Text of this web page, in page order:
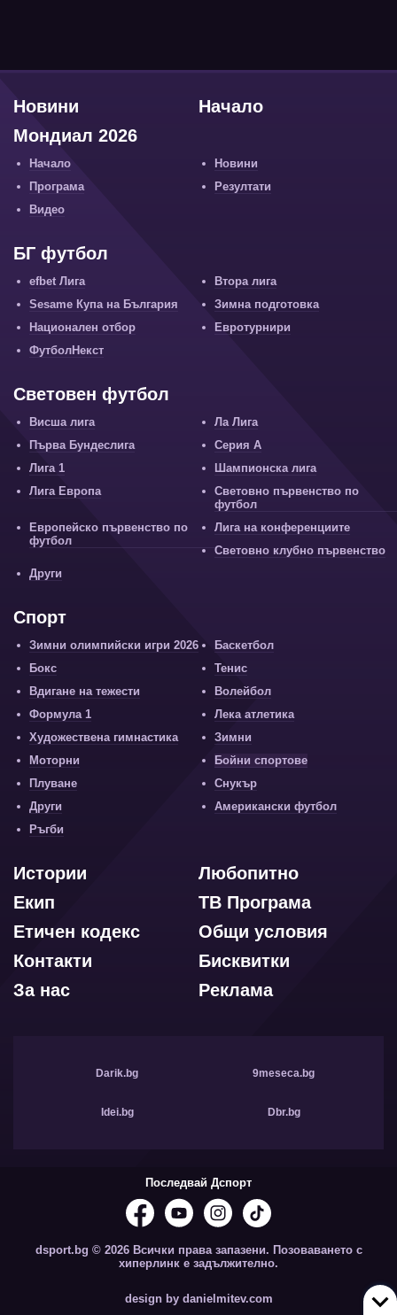
Начало
Новини
Мондиал 2026
Начало
Новини
Програма
Резултати
Видео
БГ футбол
efbet Лига
Втора лига
Sesame Купа на България
Зимна подготовка
Национален отбор
Евротурнири
ФутболНекст
Световен футбол
Висша лига
Ла Лига
Първа Бундеслига
Серия А
Лига 1
Шампионска лига
Лига Европа
Световно първенство по
футбол
Европейско първенство по
футбол
Лига на конференциите
Световно клубно първенство
Други
Спорт
Зимни олимпийски игри 2026
Баскетбол
Бокс
Тенис
Вдигане на тежести
Волейбол
Формула 1
Лека атлетика
Художествена гимнастика
Зимни
Моторни
Бойни спортове
Плуване
Снукър
Други
Американски футбол
Ръгби
Любопитно
Истории
ТВ Програма
Екип
Общи условия
Етичен кодекс
Бисквитки
Контакти
Реклама
За нас
Darik.bg 9meseca.bg
Idei.bg Dbr.bg
Последвай Дспорт
dsport.bg © 2026 Всички права запазени. Позоваването с
хиперлинк е задължително.
design by danielmitev.com